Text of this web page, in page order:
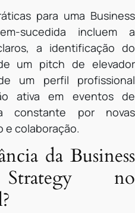
para uma Business
sucedida incluem a
a identificação do
um pitch de elevador
um perfil profissional
ativa em eventos de
constante por novas
e colaboração.
da Business
no